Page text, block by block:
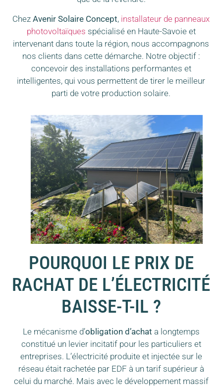
Chez Avenir Solaire Concept, installateur de panneaux
photovoltaïques spécialisé en Haute-Savoie et
intervenant dans toute la région, nous accompagnons
nos clients dans cette démarche. Notre objectif :
concevoir des installations performantes et
intelligentes, qui vous permettent de tirer le meilleur
parti de votre production solaire.
POURQUOI LE PRIX DE
RACHAT DE L’ÉLECTRICITÉ
BAISSE-T-IL ?
Le mécanisme d’obligation d’achat a longtemps
constitué un levier incitatif pour les particuliers et
entreprises. L’électricité produite et injectée sur le
réseau était rachetée par EDF à un tarif supérieur à
celui du marché. Mais avec le développement massif